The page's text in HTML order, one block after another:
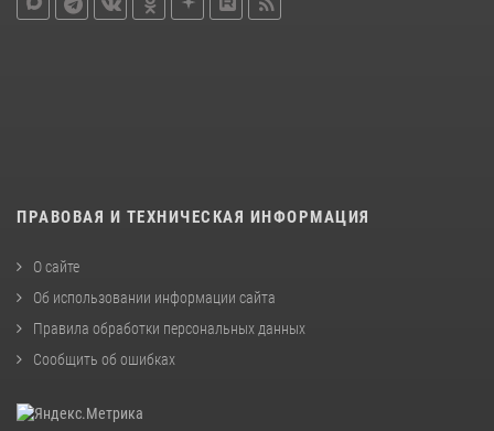
ПРАВОВАЯ И ТЕХНИЧЕСКАЯ ИНФОРМАЦИЯ
О сайте
Об использовании информации сайта
Правила обработки персональных данных
Сообщить об ошибках